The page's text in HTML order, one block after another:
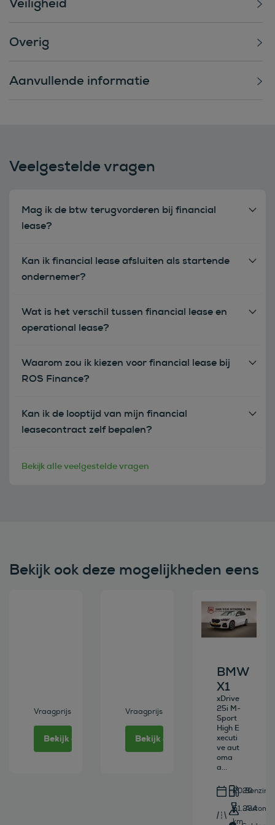
Overig
Aanvullende informatie
Veelgestelde vragen
Mag ik de btw terugvorderen bij financial
lease?
Kan ik financial lease afsluiten als startende
ondernemer?
Wat is het verschil tussen financial lease en
operational lease?
Waarom zou ik kiezen voor financial lease bij
ROS Finance?
Kan ik de looptijd van mijn financial
leasecontract zelf bepalen?
Bekijk alle veelgestelde vragen
Bekijk ook deze mogelijkheden eens
Vraagprijs
Bekijk deze auto
Vraagprijs
Bekijk deze auto
Bekijk deze
BMW
X1
xDrive
25i M-
Sport
High E
xecuti
ve aut
oma
a...
2020Benzine
51.234
km